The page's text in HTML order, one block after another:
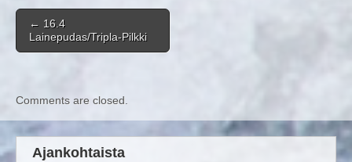
Post navigation
← 16.4
Lainepudas/Tripla-Pilkki
Comments are closed.
Ajankohtaista